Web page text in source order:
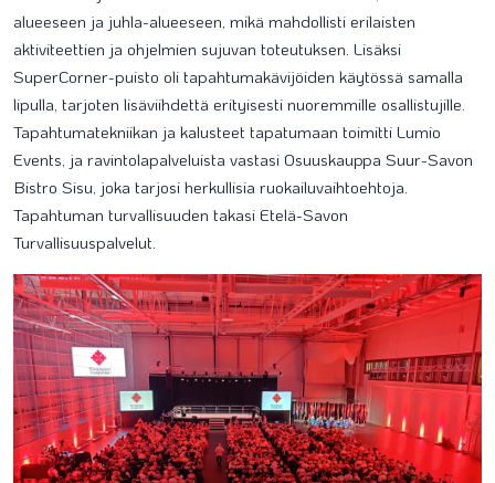
alueeseen ja juhla-alueeseen, mikä mahdollisti erilaisten
aktiviteettien ja ohjelmien sujuvan toteutuksen. Lisäksi
SuperCorner-puisto oli tapahtumakävijöiden käytössä samalla
lipulla, tarjoten lisäviihdettä erityisesti nuoremmille osallistujille.
Tapahtumatekniikan ja kalusteet tapatumaan toimitti Lumio
Events, ja ravintolapalveluista vastasi Osuuskauppa Suur-Savon
Bistro Sisu, joka tarjosi herkullisia ruokailuvaihtoehtoja.
Tapahtuman turvallisuuden takasi Etelä-Savon
Turvallisuuspalvelut.